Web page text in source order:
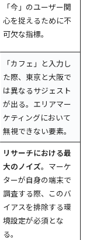
「今」のユーザー関
心を捉えるために不
可欠な指標。
「カフェ」と入力し
た際、東京と大阪で
は異なるサジェスト
が出る。エリアマー
ケティングにおいて
無視できない要素。
リサーチにおける最
大のノイズ。マーケ
ターが自身の端末で
調査する際、このバ
イアスを排除する環
境設定が必須とな
る。